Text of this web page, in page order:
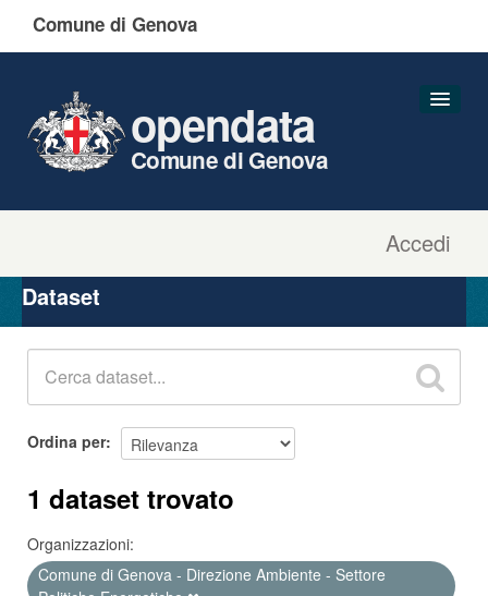
Comune di Genova
Accedi
opendata
Comune di Genova
Organizzazioni
Gruppi
Dataset
Ordina per
1 dataset trovato
Organizzazioni:
Comune di Genova - Direzione Ambiente - Settore